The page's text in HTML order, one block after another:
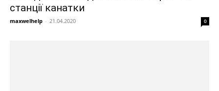
станції канатки
maxwelhelp - 21.04.2020 0